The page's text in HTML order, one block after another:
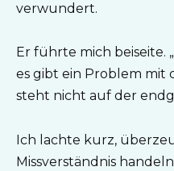
verwundert.
Er führte mich beiseite.
es gibt ein Problem mit
steht nicht auf der
Ich lachte kurz,
Missverständnis handeln